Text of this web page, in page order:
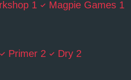
1 Magpie Games 1
Primer 2 Dry 2